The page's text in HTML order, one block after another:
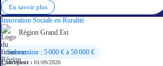
En savoir plus
Innovation Sociale en Ruralité
Région Grand Est
Subvention : 5 000 € à 50 000 €
Lancement : 01/09/2026